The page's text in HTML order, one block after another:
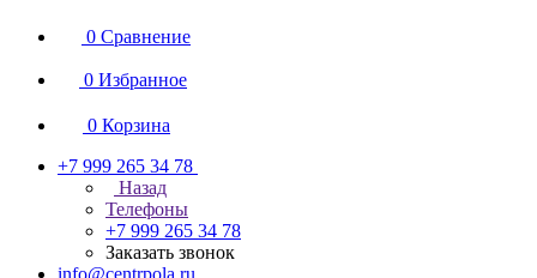
0 Сравнение
0 Избранное
0 Корзина
+7 999 265 34 78
Назад
Телефоны
+7 999 265 34 78
Заказать звонок
info@centrpola.ru